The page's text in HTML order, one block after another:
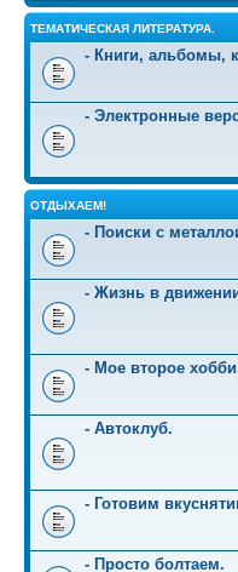
ТЕМАТИЧЕСКАЯ ЛИТЕРАТУРА.
- Книги, альбомы,
- Электронные
ОТДЫХАЕМ!
- Поиски с
- Жизнь в
- Мое второе
- Автоклуб.
- Готовим
- Просто болтаем.